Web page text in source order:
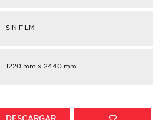
SIN FILM
1220 mm x 2440 mm
DESCARGAR